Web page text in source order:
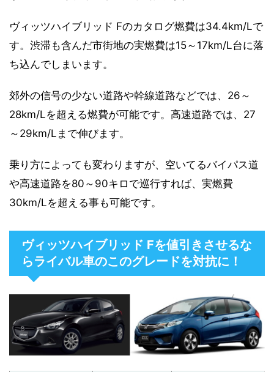
ヴィッツハイブリッド Fのカタログ燃費は34.4km/Lで
す。渋滞も含んだ市街地の実燃費は15～17km/L台に落
ち込んでしまいます。
郊外の信号の少ない道路や幹線道路などでは、26～
28km/Lを超える燃費が可能です。高速道路では、27
～29km/Lまで伸びます。
乗り方によっても変わりますが、空いてるバイパス道
や高速道路を80～90キロで巡行すれば、実燃費
30km/Lを超える事も可能です。
ヴィッツハイブリッド Fを値引きさせるな
らライバル車のこのグレードを対抗に！